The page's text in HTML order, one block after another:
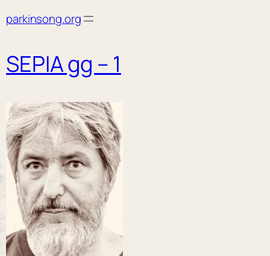
toparkinsong.org
SEPIA gg – 1